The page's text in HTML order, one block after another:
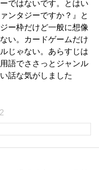
ではないです。とはい
ンタジーですか？』と
ー枠だけど一般に想像
い。カードゲームだけ
じゃない。あらすじは
語でささっとジャンル
話な気がしました